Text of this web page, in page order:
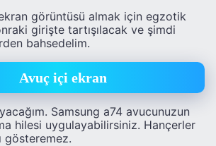
görüntüsü almak için egzotik
girişte tartışılacak ve şimdi
bahsedelim.
Avuç içi ekran
Samsung a74 avucunuzun
hilesi uygulayabilirsiniz. Hançerler
gösteremez.